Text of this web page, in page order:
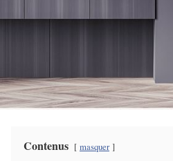
Contenus masquer